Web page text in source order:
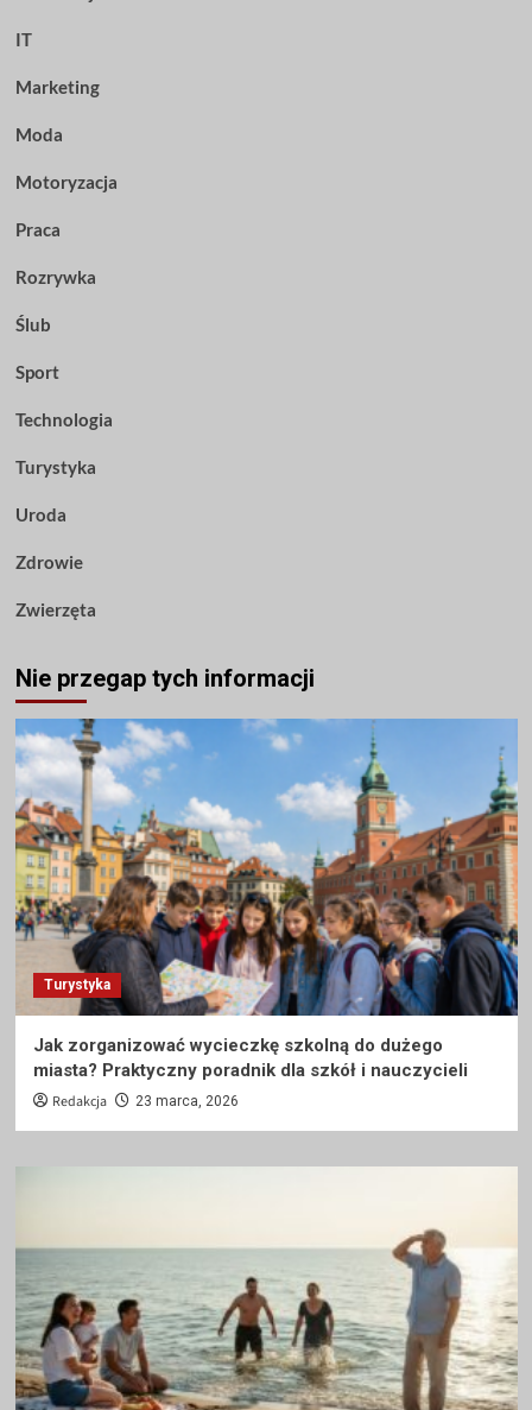
IT
Marketing
Moda
Motoryzacja
Praca
Rozrywka
Ślub
Sport
Technologia
Turystyka
Uroda
Zdrowie
Zwierzęta
Nie przegap tych informacji
Turystyka
Jak zorganizować wycieczkę szkolną do dużego
miasta? Praktyczny poradnik dla szkół i nauczycieli
Redakcja 23 marca, 2026